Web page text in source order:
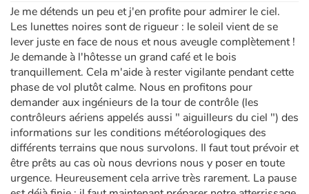
Je me détends un peu et j'en profite pour admirer le ciel.
Les lunettes noires sont de rigueur : le soleil vient de se
lever juste en face de nous et nous aveugle complètement !
Je demande à l'hôtesse un grand café et le bois
tranquillement. Cela m'aide à rester vigilante pendant cette
phase de vol plutôt calme. Nous en profitons pour
demander aux ingénieurs de la tour de contrôle (les
contrôleurs aériens appelés aussi " aiguilleurs du ciel ") des
informations sur les conditions météorologiques des
différents terrains que nous survolons. Il faut tout prévoir et
être prêts au cas où nous devrions nous y poser en toute
urgence. Heureusement cela arrive très rarement. La pause